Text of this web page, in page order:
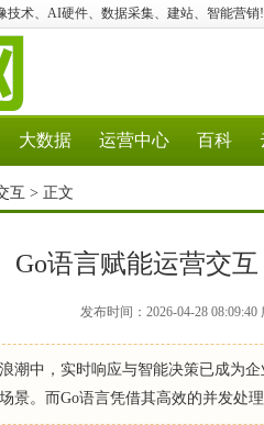
技术、AI硬件、数据采集、建站、智能营销!
大数据 运营中心 百科
互 > 正文
Go语言赋能运营交
发布时间：2026-04-28
中，实时响应与智能决策已成为企
景。而Go语言凭借其高效的并发处